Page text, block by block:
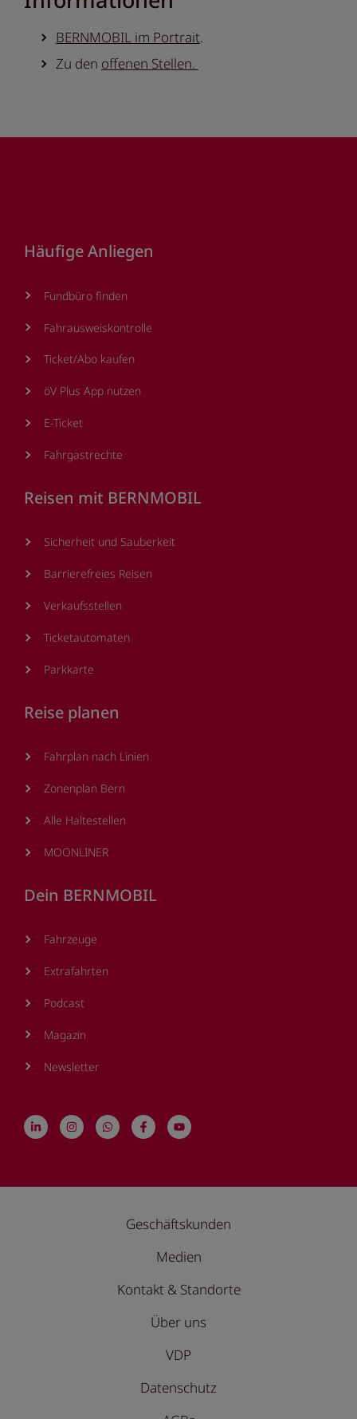
BERNMOBIL im Portrait.
Zu den offenen Stellen.
Häufige Anliegen
Fundbüro finden
Fahrausweiskontrolle
Ticket/Abo kaufen
öV Plus App nutzen
E-Ticket
Fahrgastrechte
Reisen mit BERNMOBIL
Sicherheit und Sauberkeit
Barrierefreies Reisen
Verkaufsstellen
Ticketautomaten
Parkkarte
Reise planen
Fahrplan nach Linien
Zonenplan Bern
Alle Haltestellen
MOONLINER
Dein BERNMOBIL
Fahrzeuge
Extrafahrten
Podcast
Magazin
Newsletter
Geschäftskunden
Medien
Kontakt & Standorte
Über uns
VDP
Datenschutz